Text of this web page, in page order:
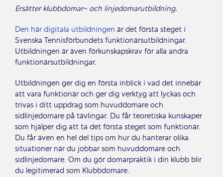
Ersätter klubbdomar- och linjedomarutbildning.
Den här digitala utbildningen är det första steget i
Svenska Tennisförbundets funktionärsutbildningar.
Utbildningen är även förkunskapskrav för alla andra
funktionärsutbildningar.
Utbildningen ger dig en första inblick i vad det innebär
att vara funktionär och ger dig verktyg att lyckas och
trivas i ditt uppdrag som huvuddomare och
sidlinjedomare på tävlingar. Du får teoretiska kunskaper
som hjälper dig att ta det första steget som funktionär.
Du får även en hel del tips om hur du hanterar olika
situationer när du jobbar som huvuddomare och
sidlinjedomare. Om du gör domarpraktik i din klubb blir
du legitimerad som Klubbdomare.